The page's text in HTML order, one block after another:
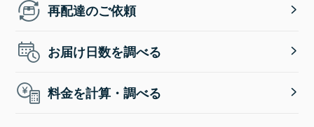
再配達のご依頼
お届け日数を調べる
料金を計算・調べる